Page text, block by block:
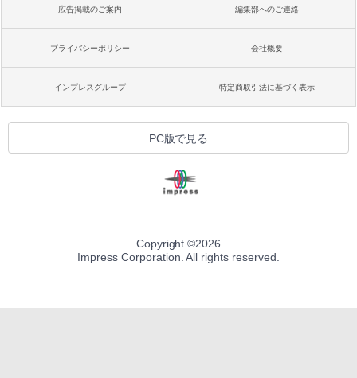
広告掲載のご案内 編集部へのご連絡
プライバシーポリシー 会社概要
インプレスグループ 特定商取引法に基づく表示
PC版で見る
Copyright ©2026
Impress Corporation. All rights reserved.